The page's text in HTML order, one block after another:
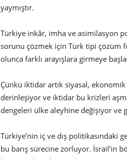
yaymıştır.
Türkiye inkâr, imha ve asimilasyon
sorunu çözmek için Türk tipi çözüm
olunca farklı arayışlara girmeye
Çünkü iktidar artık siyasal,
derinleşiyor ve iktidar bu krizleri
dengeleri ülke aleyhine değişiyor ve
Türkiye’nin iç ve dış politikasındaki
bu barış sürecine zorluyor. İsrail’in